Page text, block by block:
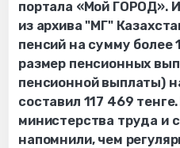
портала «Мой ГОРОД».
из архива "МГ"
пенсий на сумму более
размер пенсионных
пенсионной выплаты)
составил 117 469
министерства труда и
напомнили, чем